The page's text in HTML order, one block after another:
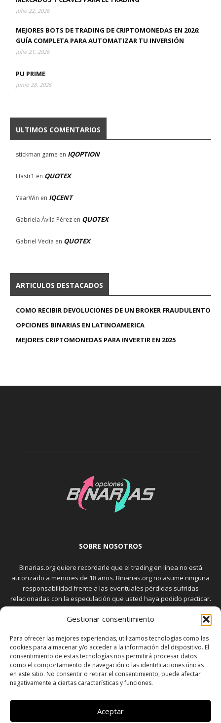
Gestionar consentimiento
Para ofrecer las mejores experiencias, utilizamos tecnologías como las
cookies para almacenar y/o acceder a la información del dispositivo. El
consentimiento de estas tecnologías nos permitirá procesar datos
como el comportamiento de navegación o las identificaciones únicas
en este sitio. No consentir o retirar el consentimiento, puede afectar
negativamente a ciertas características y funciones.
Aceptar
julio 22, 2026
MEJORES BOTS DE TRADING DE CRIPTOMONEDAS EN 2026:
GUÍA COMPLETA PARA AUTOMATIZAR TU INVERSIÓN
julio 21, 2026
PU PRIME
junio 28, 2026
ULTIMOS COMENTARIOS
stickman game en IQOPTION
Hastr1 en QUOTEX
YaarWin en IQCENT
Gabriela Ávila Pérez en QUOTEX
Gabriel Vedia en QUOTEX
ARTICULOS DESTACADOS
COMO RECIBIR DEVOLUCIONES DE UN BROKER FRAUDULENTO
OPCIONES BINARIAS EN LATINOAMERICA
MEJORES CRIPTOMONEDAS PARA INVERTIR EN 2025
SOBRE NOSOTROS
Binarias.org quiere recordarle que el trading en línea no está
autorizado a menores de 18 años. Binarias.org no asume ninguna
responsabilidad frente a las eventuales pérdidas sufridas
relacionadas con la especulación que usted haya podido practicar.
El trading en el mercado de opciones binarias implica riesgos
elevados. Usted debe conocer y aceptar estos riesgos, que
transacciones bursátiles.
SÍGUENOS